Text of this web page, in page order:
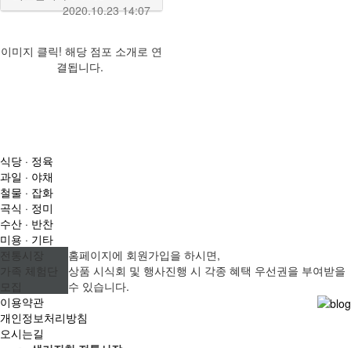
2020.10.23 14:07
이미지 클릭! 해당 점포 소개로 연
결됩니다.
식당 · 정육
과일 · 야채
철물 · 잡화
곡식 · 정미
수산 · 반찬
미용 · 기타
전통시장
가족 체험단
모집
홈페이지에 회원가입을 하시면,
상품 시식회 및 행사진행 시 각종 혜택 우선권을 부여받을
수 있습니다.
이용약관
개인정보처리방침
오시는길